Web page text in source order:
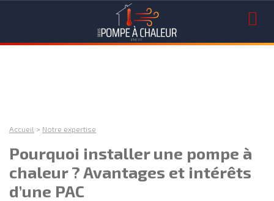
Accueil > Notre expertise
Pourquoi installer une pompe à
chaleur ? Avantages et intérêts
d’une PAC